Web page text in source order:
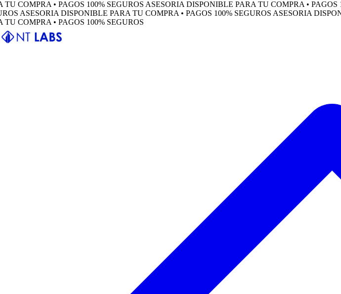
• PAGOS 100% SEGUROSASESORIA DISPONIBLE PARA TU COMPRA • PAGOS
ASESORIA DISPONIBLE PARA TU COMPRA • PAGOS 100% SEGUROSASESORIA
• PAGOS 100% SEGUROS